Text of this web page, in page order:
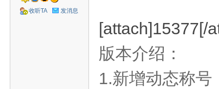
收听TA 发消息
[attach]15377[/
版本介绍：
1.新增动态称号